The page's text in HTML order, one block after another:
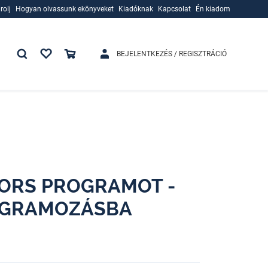
Hogyan olvassunk ekönyveket
Kiadóknak
Kapcsolat Én kiadom
BEJELENTKEZÉS / REGISZTRÁCIÓ
PROGRAMOT -